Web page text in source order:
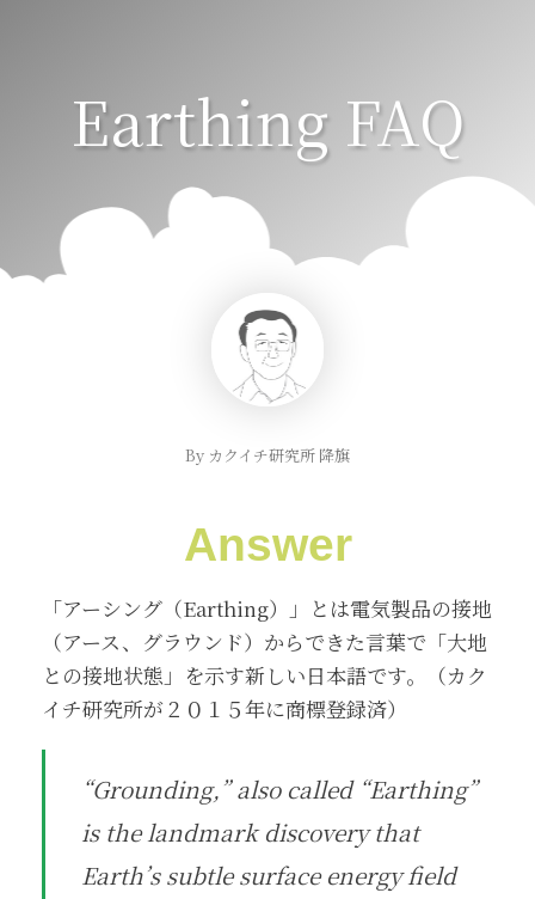
Earthing FAQ
By カクイチ研究所 降旗
Answer
「アーシング（Earthing）」とは電気製品の接地
（アース、グラウンド）からできた言葉で「大地
との接地状態」を示す新しい日本語です。（カク
イチ研究所が２０１５年に商標登録済）
“Grounding,” also called “Earthing”
is the landmark discovery that
Earth’s subtle surface energy field